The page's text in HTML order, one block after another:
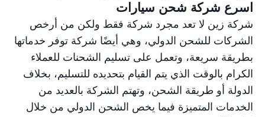
اسرع شركة شحن سيارات
شركة زين لا تعد مجرد شركة فقط ولكن من أرخص
الشركات للشحن الدولي، وهي أيضًا شركة توفر خدماتها
بطريقة سريعة، وتعمل على تسليم الشحنات للعملاء
الكرام بالوقت الذي يتم القيام بتحديده للتسليم، بخلاف
الدولة أو طريقة الشحن، وتهتم الشركة بالعديد من
الخدمات المتميزة فيما يخص الشحن الدولي من خلال